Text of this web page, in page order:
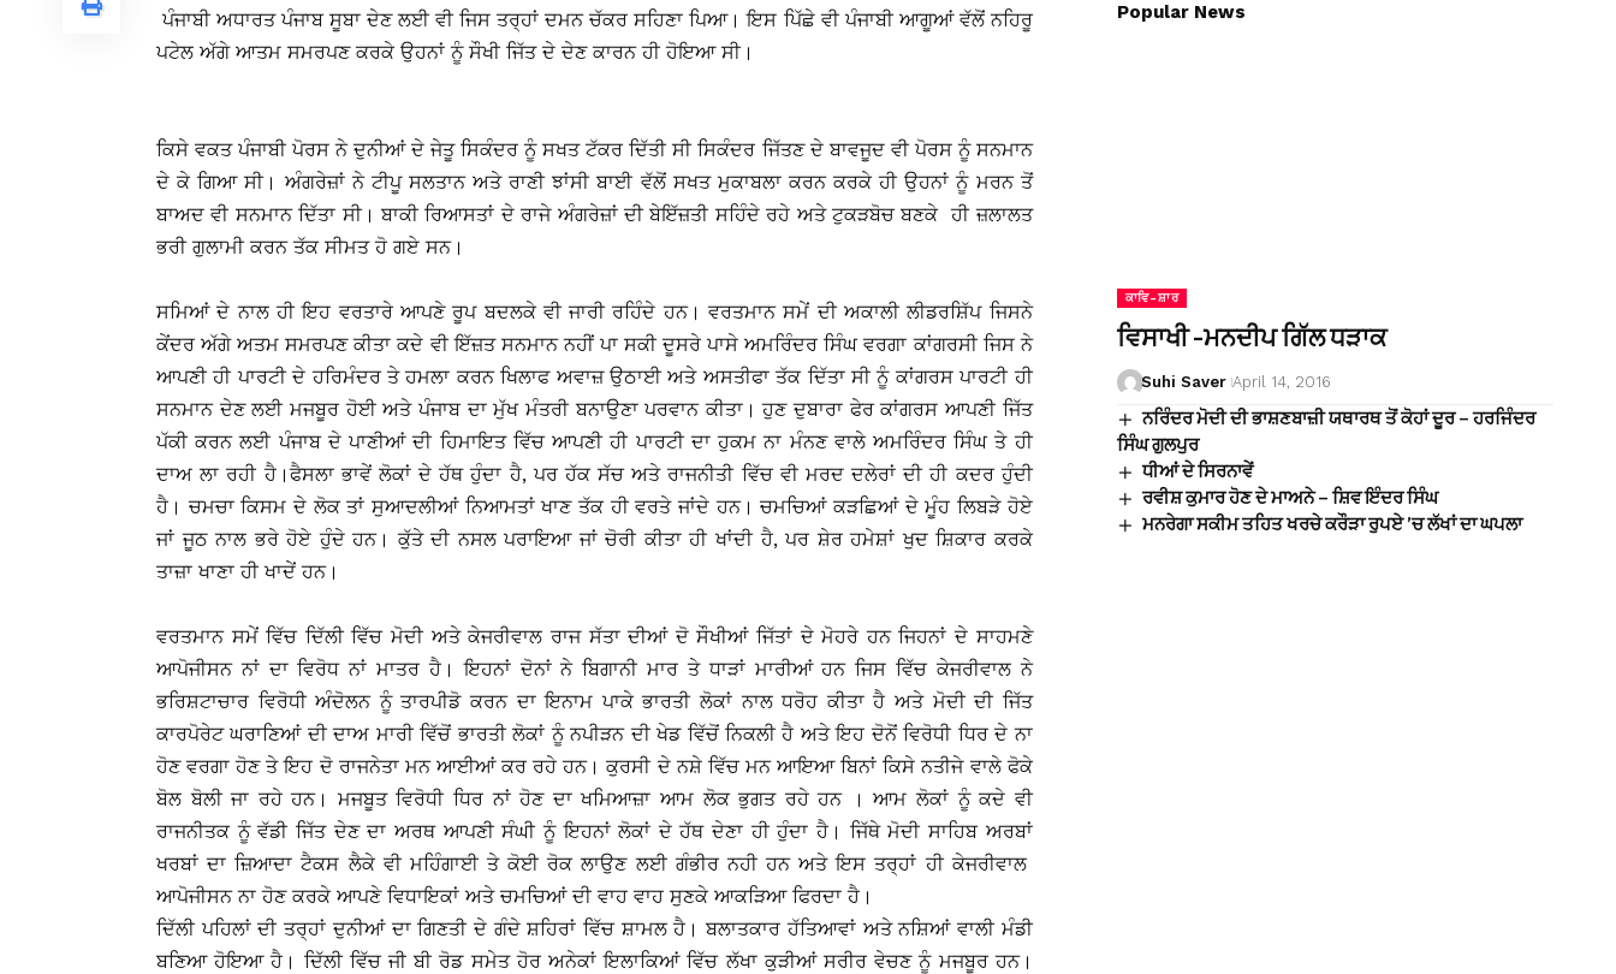
ਪੰਜਾਬੀ ਅਧਾਰਤ ਪੰਜਾਬ ਸੂਬਾ ਦੇਣ ਲਈ ਵੀ ਜਿਸ ਤਰ੍ਹਾਂ ਦਮਨ ਚੱਕਰ ਸਹਿਣਾ ਪਿਆ। ਇਸ ਪਿੱਛੇ ਵੀ ਪੰਜਾਬੀ ਆਗੂਆਂ ਵੱਲੋਂ ਨਹਿਰੂ
ਪਟੇਲ ਅੱਗੇ ਆਤਮ ਸਮਰਪਣ ਕਰਕੇ ਉਹਨਾਂ ਨੂੰ ਸੌਖੀ ਜਿੱਤ ਦੇ ਦੇਣ ਕਾਰਨ ਹੀ ਹੋਇਆ ਸੀ।
ਕਿਸੇ ਵਕਤ ਪੰਜਾਬੀ ਪੋਰਸ ਨੇ ਦੁਨੀਆਂ ਦੇ ਜੇਤੂ ਸਿਕੰਦਰ ਨੂੰ ਸਖਤ ਟੱਕਰ ਦਿੱਤੀ ਸੀ ਸਿਕੰਦਰ ਜਿੱਤਣ ਦੇ ਬਾਵਜੂਦ ਵੀ ਪੋਰਸ ਨੂੰ ਸਨਮਾਨ
ਦੇ ਕੇ ਗਿਆ ਸੀ। ਅੰਗਰੇਜ਼ਾਂ ਨੇ ਟੀਪੂ ਸਲਤਾਨ ਅਤੇ ਰਾਣੀ ਝਾਂਸੀ ਬਾਈ ਵੱਲੋਂ ਸਖਤ ਮੁਕਾਬਲਾ ਕਰਨ ਕਰਕੇ ਹੀ ਉਹਨਾਂ ਨੂੰ ਮਰਨ ਤੋਂ
ਬਾਅਦ ਵੀ ਸਨਮਾਨ ਦਿੱਤਾ ਸੀ। ਬਾਕੀ ਰਿਆਸਤਾਂ ਦੇ ਰਾਜੇ ਅੰਗਰੇਜ਼ਾਂ ਦੀ ਬੇਇੱਜ਼ਤੀ ਸਹਿੰਦੇ ਰਹੇ ਅਤੇ ਟੁਕੜਬੋਚ ਬਣਕੇ ਹੀ ਜ਼ਲਾਲਤ
ਭਰੀ ਗੁਲਾਮੀ ਕਰਨ ਤੱਕ ਸੀਮਤ ਹੋ ਗਏ ਸਨ।
ਸਮਿਆਂ ਦੇ ਨਾਲ ਹੀ ਇਹ ਵਰਤਾਰੇ ਆਪਣੇ ਰੂਪ ਬਦਲਕੇ ਵੀ ਜਾਰੀ ਰਹਿੰਦੇ ਹਨ। ਵਰਤਮਾਨ ਸਮੇਂ ਦੀ ਅਕਾਲੀ ਲੀਡਰਸ਼ਿੱਪ ਜਿਸਨੇ
ਕੇਂਦਰ ਅੱਗੇ ਅਤਮ ਸਮਰਪਣ ਕੀਤਾ ਕਦੇ ਵੀ ਇੱਜ਼ਤ ਸਨਮਾਨ ਨਹੀਂ ਪਾ ਸਕੀ ਦੂਸਰੇ ਪਾਸੇ ਅਮਰਿੰਦਰ ਸਿੰਘ ਵਰਗਾ ਕਾਂਗਰਸੀ ਜਿਸ ਨੇ
ਆਪਣੀ ਹੀ ਪਾਰਟੀ ਦੇ ਹਰਿਮੰਦਰ ਤੇ ਹਮਲਾ ਕਰਨ ਖਿਲਾਫ ਅਵਾਜ਼ ਉਠਾਈ ਅਤੇ ਅਸਤੀਫਾ ਤੱਕ ਦਿੱਤਾ ਸੀ ਨੂੰ ਕਾਂਗਰਸ ਪਾਰਟੀ ਹੀ
ਸਨਮਾਨ ਦੇਣ ਲਈ ਮਜਬੂਰ ਹੋਈ ਅਤੇ ਪੰਜਾਬ ਦਾ ਮੁੱਖ ਮੰਤਰੀ ਬਨਾਉਣਾ ਪਰਵਾਨ ਕੀਤਾ। ਹੁਣ ਦੁਬਾਰਾ ਫੇਰ ਕਾਂਗਰਸ ਆਪਣੀ ਜਿੱਤ
ਪੱਕੀ ਕਰਨ ਲਈ ਪੰਜਾਬ ਦੇ ਪਾਣੀਆਂ ਦੀ ਹਿਮਾਇਤ ਵਿੱਚ ਆਪਣੀ ਹੀ ਪਾਰਟੀ ਦਾ ਹੁਕਮ ਨਾ ਮੰਨਣ ਵਾਲੇ ਅਮਰਿੰਦਰ ਸਿੰਘ ਤੇ ਹੀ
ਦਾਅ ਲਾ ਰਹੀ ਹੈ।ਫੈਸਲਾ ਭਾਵੇਂ ਲੋਕਾਂ ਦੇ ਹੱਥ ਹੁੰਦਾ ਹੈ, ਪਰ ਹੱਕ ਸੱਚ ਅਤੇ ਰਾਜਨੀਤੀ ਵਿੱਚ ਵੀ ਮਰਦ ਦਲੇਰਾਂ ਦੀ ਹੀ ਕਦਰ ਹੁੰਦੀ
ਹੈ। ਚਮਚਾ ਕਿਸਮ ਦੇ ਲੋਕ ਤਾਂ ਸੁਆਦਲੀਆਂ ਨਿਆਮਤਾਂ ਖਾਣ ਤੱਕ ਹੀ ਵਰਤੇ ਜਾਂਦੇ ਹਨ। ਚਮਚਿਆਂ ਕੜਛਿਆਂ ਦੇ ਮੂੰਹ ਲਿਬੜੇ ਹੋਏ
ਜਾਂ ਜੂਠ ਨਾਲ ਭਰੇ ਹੋਏ ਹੁੰਦੇ ਹਨ। ਕੁੱਤੇ ਦੀ ਨਸਲ ਪਰਾਇਆ ਜਾਂ ਚੋਰੀ ਕੀਤਾ ਹੀ ਖਾਂਦੀ ਹੈ, ਪਰ ਸ਼ੇਰ ਹਮੇਸ਼ਾਂ ਖੁਦ ਸ਼ਿਕਾਰ ਕਰਕੇ
ਤਾਜ਼ਾ ਖਾਣਾ ਹੀ ਖਾਦੇਂ ਹਨ।
ਵਰਤਮਾਨ ਸਮੇਂ ਵਿੱਚ ਦਿੱਲੀ ਵਿੱਚ ਮੋਦੀ ਅਤੇ ਕੇਜਰੀਵਾਲ ਰਾਜ ਸੱਤਾ ਦੀਆਂ ਦੋ ਸੌਖੀਆਂ ਜਿੱਤਾਂ ਦੇ ਮੋਹਰੇ ਹਨ ਜਿਹਨਾਂ ਦੇ ਸਾਹਮਣੇ
ਆਪੋਜੀਸਨ ਨਾਂ ਦਾ ਵਿਰੋਧ ਨਾਂ ਮਾਤਰ ਹੈ। ਇਹਨਾਂ ਦੋਨਾਂ ਨੇ ਬਿਗਾਨੀ ਮਾਰ ਤੇ ਧਾੜਾਂ ਮਾਰੀਆਂ ਹਨ ਜਿਸ ਵਿੱਚ ਕੇਜਰੀਵਾਲ ਨੇ
ਭਰਿਸ਼ਟਾਚਾਰ ਵਿਰੋਧੀ ਅੰਦੋਲਨ ਨੂੰ ਤਾਰਪੀਡੋ ਕਰਨ ਦਾ ਇਨਾਮ ਪਾਕੇ ਭਾਰਤੀ ਲੋਕਾਂ ਨਾਲ ਧਰੋਹ ਕੀਤਾ ਹੈ ਅਤੇ ਮੋਦੀ ਦੀ ਜਿੱਤ
ਕਾਰਪੋਰੇਟ ਘਰਾਣਿਆਂ ਦੀ ਦਾਅ ਮਾਰੀ ਵਿੱਚੋਂ ਭਾਰਤੀ ਲੋਕਾਂ ਨੂੰ ਨਪੀੜਨ ਦੀ ਖੇਡ ਵਿੱਚੋਂ ਨਿਕਲੀ ਹੈ ਅਤੇ ਇਹ ਦੋਨੋਂ ਵਿਰੋਧੀ ਧਿਰ ਦੇ ਨਾ
ਹੋਣ ਵਰਗਾ ਹੋਣ ਤੇ ਇਹ ਦੋ ਰਾਜਨੇਤਾ ਮਨ ਆਈਆਂ ਕਰ ਰਹੇ ਹਨ। ਕੁਰਸੀ ਦੇ ਨਸ਼ੇ ਵਿੱਚ ਮਨ ਆਇਆ ਬਿਨਾਂ ਕਿਸੇ ਨਤੀਜੇ ਵਾਲੇ ਫੋਕੇ
ਬੋਲ ਬੋਲੀ ਜਾ ਰਹੇ ਹਨ। ਮਜਬੂਤ ਵਿਰੋਧੀ ਧਿਰ ਨਾਂ ਹੋਣ ਦਾ ਖਮਿਆਜ਼ਾ ਆਮ ਲੋਕ ਭੁਗਤ ਰਹੇ ਹਨ । ਆਮ ਲੋਕਾਂ ਨੂੰ ਕਦੇ ਵੀ
ਰਾਜਨੀਤਕ ਨੂੰ ਵੱਡੀ ਜਿੱਤ ਦੇਣ ਦਾ ਅਰਥ ਆਪਣੀ ਸੰਘੀ ਨੂੰ ਇਹਨਾਂ ਲੋਕਾਂ ਦੇ ਹੱਥ ਦੇਣਾ ਹੀ ਹੁੰਦਾ ਹੈ। ਜਿੱਥੇ ਮੋਦੀ ਸਾਹਿਬ ਅਰਬਾਂ
ਖਰਬਾਂ ਦਾ ਜ਼ਿਆਦਾ ਟੈਕਸ ਲੈਕੇ ਵੀ ਮਹਿੰਗਾਈ ਤੇ ਕੋਈ ਰੋਕ ਲਾਉਣ ਲਈ ਗੰਭੀਰ ਨਹੀ ਹਨ ਅਤੇ ਇਸ ਤਰ੍ਹਾਂ ਹੀ ਕੇਜਰੀਵਾਲ
ਆਪੋਜੀਸਨ ਨਾ ਹੋਣ ਕਰਕੇ ਆਪਣੇ ਵਿਧਾਇਕਾਂ ਅਤੇ ਚਮਚਿਆਂ ਦੀ ਵਾਹ ਵਾਹ ਸੁਣਕੇ ਆਕੜਿਆ ਫਿਰਦਾ ਹੈ।
ਦਿੱਲੀ ਪਹਿਲਾਂ ਦੀ ਤਰ੍ਹਾਂ ਦੁਨੀਆਂ ਦਾ ਗਿਣਤੀ ਦੇ ਗੰਦੇ ਸ਼ਹਿਰਾਂ ਵਿੱਚ ਸ਼ਾਮਲ ਹੈ। ਬਲਾਤਕਾਰ ਹੱਤਿਆਵਾਂ ਅਤੇ ਨਸ਼ਿਆਂ ਵਾਲੀ ਮੰਡੀ
ਬਣਿਆ ਹੋਇਆ ਹੈ। ਦਿੱਲੀ ਵਿੱਚ ਜੀ ਬੀ ਰੋਡ ਸਮੇਤ ਹੋਰ ਅਨੇਕਾਂ ਇਲਾਕਿਆਂ ਵਿੱਚ ਲੱਖਾ ਕੁੜੀਆਂ ਸਰੀਰ ਵੇਚਣ ਨੂੰ ਮਜਬੂਰ ਹਨ।
Popular News
ਕਾਵਿ-ਸ਼ਾਰ
ਵਿਸਾਖੀ -ਮਨਦੀਪ ਗਿੱਲ ਧੜਾਕ
Suhi Saver April 14, 2016
ਨਰਿੰਦਰ ਮੋਦੀ ਦੀ ਭਾਸ਼ਣਬਾਜ਼ੀ ਯਥਾਰਥ ਤੋਂ ਕੋਹਾਂ ਦੂਰ – ਹਰਜਿੰਦਰ
ਸਿੰਘ ਗੁਲਪੁਰ
ਧੀਆਂ ਦੇ ਸਿਰਨਾਵੇਂ
ਰਵੀਸ਼ ਕੁਮਾਰ ਹੋਣ ਦੇ ਮਾਅਨੇ – ਸ਼ਿਵ ਇੰਦਰ ਸਿੰਘ
ਮਨਰੇਗਾ ਸਕੀਮ ਤਹਿਤ ਖਰਚੇ ਕਰੌੜਾ ਰੁਪਏ ’ਚ ਲੱਖਾਂ ਦਾ ਘਪਲਾ